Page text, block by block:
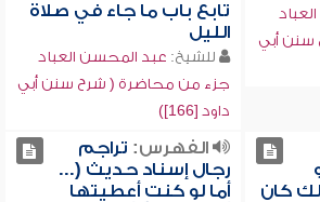
أبي
تابع باب ما جاء في صلاة
الليل
للشيخ: عبد المحسن العباد
جزء من محاضرة ( شرح سنن أبي
داود [166])
كان
الفهرس: تراجم
رجال إسناد حديث (...
أما لو كنتِ أعطيتها